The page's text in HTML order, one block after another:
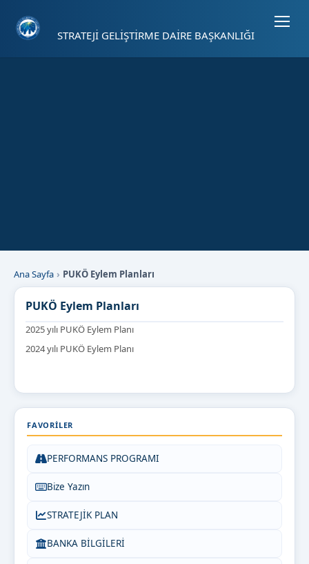
STRATEJİ GELİŞTİRME DAİRE BAŞKANLIĞI
Ana Sayfa PUKÖ Eylem Planları
PUKÖ Eylem Planları
2025 yılı PUKÖ Eylem Planı
2024 yılı PUKÖ Eylem Planı
FAVORILER
PERFORMANS PROGRAMI
Bize Yazın
STRATEJİK PLAN
BANKA BİLGİLERİ